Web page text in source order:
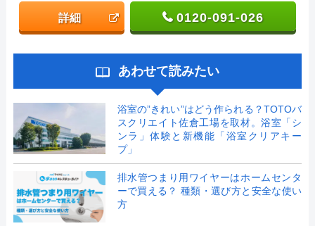
詳細 0120-091-026
あわせて読みたい
浴室の”きれい”はどう作られる？TOTOバ
スクリエイト佐倉工場を取材。浴室「シ
ンラ」体験と新機能「浴室クリアキー
プ」
排水管つまり用ワイヤーはホームセンタ
ーで買える？ 種類・選び方と安全な使い
方